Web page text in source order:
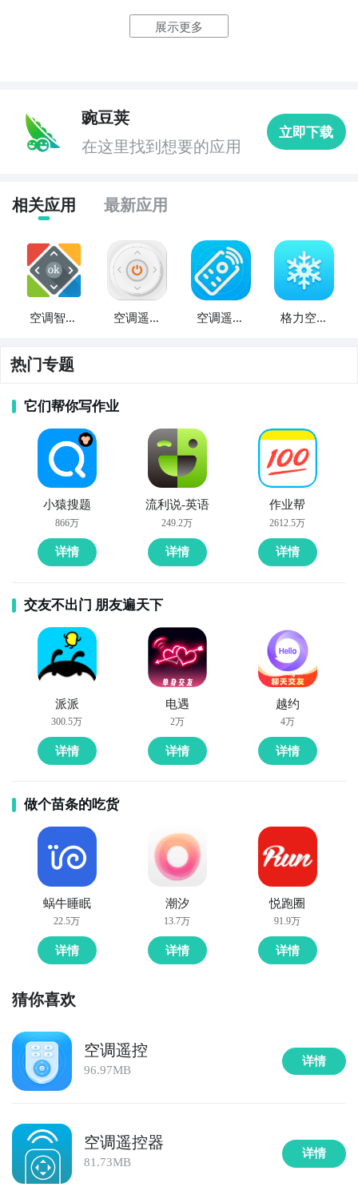
等信息，是你生活中必备的小工具。
气情况，并做好相应的准备。
4. 《美食地图》：这款APP提供了附近的美食推荐和餐
味蕾。
5. 《睡眠助手》：这款APP可以帮助你改善睡眠质量，
提供放松音乐、自然声音等功能，让你更容易入睡并获
得更好的睡眠。
6. 《健康计步器》：这款APP可以记录你的步数和运动
的生活方式。
7. 《闹钟》：这款APP提供多种闹钟设置，包括音乐、
震动等，让你可以方便地设置提醒和起床时间，提高你
的时间管理效率。
8. 《快递查询》：这款APP可以帮助你查询快递的物流
信息，让你随时了解包裹的状态和预计送达时间，方便
你安排接收。
9. 《记账本》：这款APP可以帮助你记录和管理个人收
算。
10. 《笑话大全》：这款APP提供了各种搞笑的笑话和
段子，让你在生活中放松心情，享受欢乐和幽默。
展示更多
豌豆荚
在这里找到想要的应用
立即下载
相关应用 最新应用
空调智能
空调遥控
空调遥控
格力空调
热门专题
它们帮你写作业
小猿搜题
866万
详情
流利说-英语
249.2万
详情
作业帮
2612.5万
详情
交友不出门 朋友遍天下
派派
300.5万
详情
电遇
2万
详情
越约
4万
详情
做个苗条的吃货
蜗牛睡眠
22.5万
详情
潮汐
13.7万
详情
悦跑圈
91.9万
详情
猜你喜欢
空调遥控
96.97MB
详情
空调遥控器
81.73MB
详情